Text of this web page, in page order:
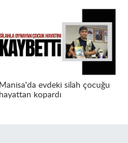
Manisa'da evdeki silah çocuğu
hayattan kopardı